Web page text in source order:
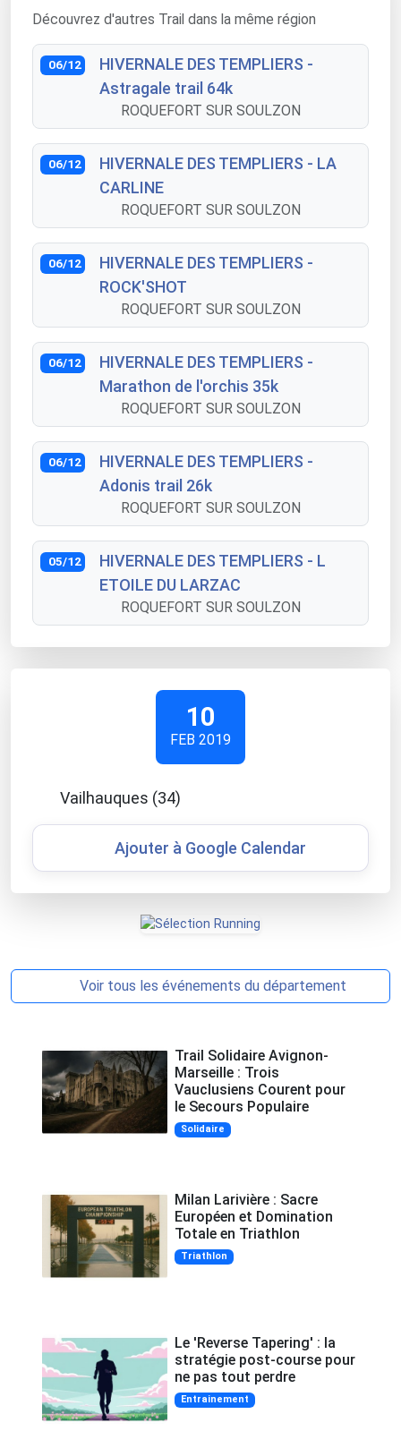
Découvrez d'autres Trail dans la même région
06/12
HIVERNALE DES TEMPLIERS -
Astragale trail 64k
ROQUEFORT SUR SOULZON
06/12
HIVERNALE DES TEMPLIERS - LA
CARLINE
ROQUEFORT SUR SOULZON
06/12
HIVERNALE DES TEMPLIERS -
ROCK'SHOT
ROQUEFORT SUR SOULZON
06/12
HIVERNALE DES TEMPLIERS -
Marathon de l'orchis 35k
ROQUEFORT SUR SOULZON
06/12
HIVERNALE DES TEMPLIERS -
Adonis trail 26k
ROQUEFORT SUR SOULZON
05/12
HIVERNALE DES TEMPLIERS - L
ETOILE DU LARZAC
ROQUEFORT SUR SOULZON
10
FEB 2019
Vailhauques (34)
Ajouter à Google Calendar
Voir tous les événements du département
Trail Solidaire Avignon-
Marseille : Trois
Vauclusiens Courent pour
le Secours Populaire
Solidaire
Milan Larivière : Sacre
Européen et Domination
Totale en Triathlon
Triathlon
Le 'Reverse Tapering' : la
stratégie post-course pour
ne pas tout perdre
Entrainement